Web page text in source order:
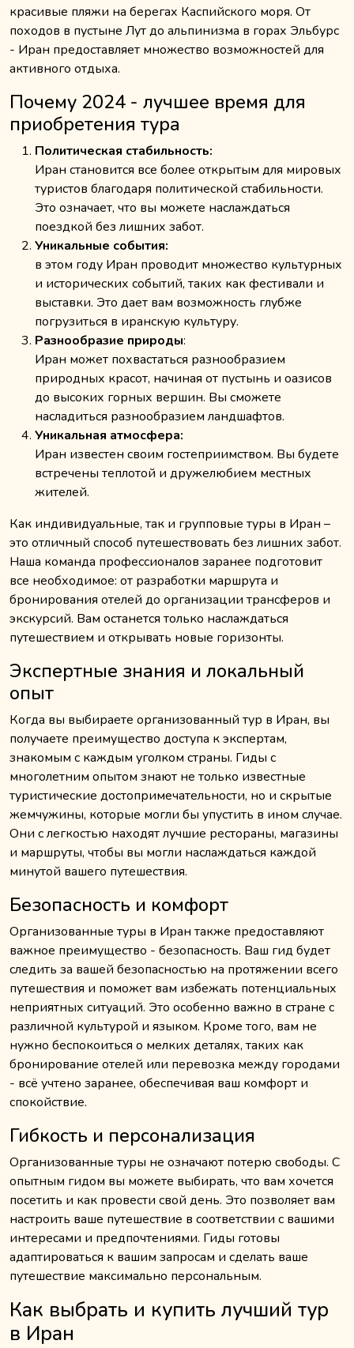
красивые пляжи на берегах Каспийского моря. От
походов в пустыне Лут до альпинизма в горах Эльбурс
- Иран предоставляет множество возможностей для
активного отдыха.
Почему 2024 - лучшее время для
приобретения тура
Политическая стабильность:
Иран становится все более открытым для мировых
туристов благодаря политической стабильности.
Это означает, что вы можете наслаждаться
поездкой без лишних забот.
Уникальные события:
в этом году Иран проводит множество культурных
и исторических событий, таких как фестивали и
выставки. Это дает вам возможность глубже
погрузиться в иранскую культуру.
Разнообразие природы:
Иран может похвастаться разнообразием
природных красот, начиная от пустынь и оазисов
до высоких горных вершин. Вы сможете
насладиться разнообразием ландшафтов.
Уникальная атмосфера:
Иран известен своим гостеприимством. Вы будете
встречены теплотой и дружелюбием местных
жителей.
Как индивидуальные, так и групповые туры в Иран –
это отличный способ путешествовать без лишних забот.
Наша команда профессионалов заранее подготовит
все необходимое: от разработки маршрута и
бронирования отелей до организации трансферов и
экскурсий. Вам останется только наслаждаться
путешествием и открывать новые горизонты.
Экспертные знания и локальный
опыт
Когда вы выбираете организованный тур в Иран, вы
получаете преимущество доступа к экспертам,
знакомым с каждым уголком страны. Гиды с
многолетним опытом знают не только известные
туристические достопримечательности, но и скрытые
жемчужины, которые могли бы упустить в ином случае.
Они с легкостью находят лучшие рестораны, магазины
и маршруты, чтобы вы могли наслаждаться каждой
минутой вашего путешествия.
Безопасность и комфорт
Организованные туры в Иран также предоставляют
важное преимущество - безопасность. Ваш гид будет
следить за вашей безопасностью на протяжении всего
путешествия и поможет вам избежать потенциальных
неприятных ситуаций. Это особенно важно в стране с
различной культурой и языком. Кроме того, вам не
нужно беспокоиться о мелких деталях, таких как
бронирование отелей или перевозка между городами
- всё учтено заранее, обеспечивая ваш комфорт и
спокойствие.
Гибкость и персонализация
Организованные туры не означают потерю свободы. С
опытным гидом вы можете выбирать, что вам хочется
посетить и как провести свой день. Это позволяет вам
настроить ваше путешествие в соответствии с вашими
интересами и предпочтениями. Гиды готовы
адаптироваться к вашим запросам и сделать ваше
путешествие максимально персональным.
Как выбрать и купить лучший тур
в Иран